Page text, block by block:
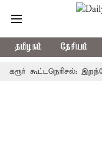
தமிழகம் தேசியம்
கூட்டநெரிசல்: இறந்தோரின்